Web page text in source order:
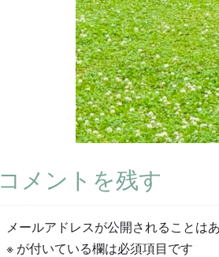
コメントを残す
メールアドレスが公開されることは
※ が付いている欄は必須項目です